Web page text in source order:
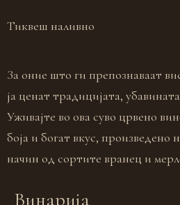
Тиквеш наливно
За оние што ги препознаваат
ја ценат традицијата,
Уживајте во ова суво црвено
боја и богат вкус, произведено
начин од сортите вранец и
Винарија